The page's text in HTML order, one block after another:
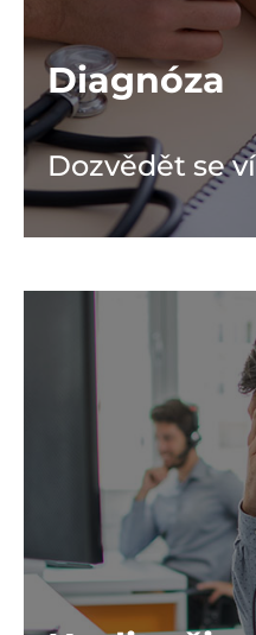
Diagnóza
Dozvědět se